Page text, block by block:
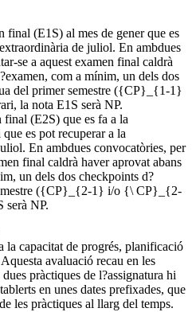
final (E1S) al mes de gener que es
de juliol. En ambdues
se a aquest examen final caldrà
com a mínim, un dels dos
del primer semestre ({CP}_{1-1}
la nota E1S serà NP.
final (E2S) que es fa a la
es pot recuperar a la
En ambdues convocatòries, per
final caldrà haver aprovat abans
un dels dos checkpoints d?
({CP}_{2-1} i/o {\ CP}_{2-
serà NP.
la capacitat de progrés, planificació
avaluació recau en les
pràctiques de l?assignatura hi
en unes dates prefixades, que
les pràctiques al llarg del temps.